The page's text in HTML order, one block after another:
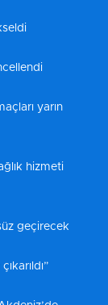
yarın
hizmeti
geçirecek